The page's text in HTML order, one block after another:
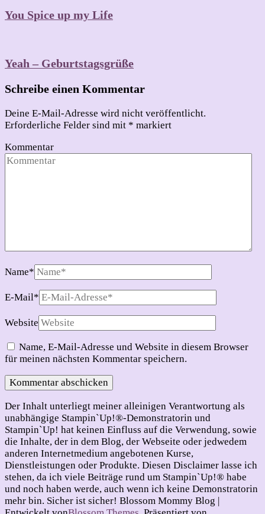
You Spice up my Life
Yeah – Geburtstagsgrüße
Schreibe einen Kommentar
Deine E-Mail-Adresse wird nicht veröffentlicht.
Erforderliche Felder sind mit * markiert
Kommentar
Name*
E-Mail*
Website
Name, E-Mail-Adresse und Website in diesem Browser
für meinen nächsten Kommentar speichern.
Der Inhalt unterliegt meiner alleinigen Verantwortung als
unabhängige Stampin`Up!®-Demonstratorin und
Stampin`Up! hat keinen Einfluss auf die Verwendung, sowie
die Inhalte, der in dem Blog, der Webseite oder jedwedem
anderen Internetmedium angebotenen Kurse,
Dienstleistungen oder Produkte. Diesen Disclaimer lasse ich
stehen, da ich viele Beiträge rund um Stampin`Up!® habe
und noch haben werde, auch wenn ich keine Demonstratorin
mehr bin. Sicher ist sicher! Blossom Mommy Blog |